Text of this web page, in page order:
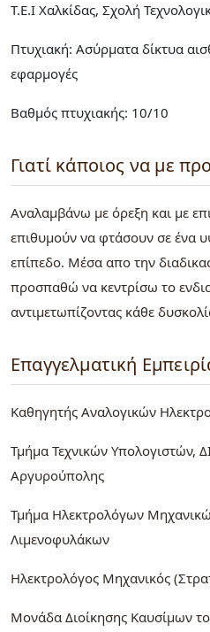
Τ.Ε.Ι Χαλκίδας, Σχολή
Πτυχιακή: Ασύρματα δίκτυα
εφαρμογές
Βαθμός πτυχιακής: 10/10
Γιατί κάποιος να με
Αναλαμβάνω με όρεξη και με
επιθυμούν να φτάσουν σε ένα
επίπεδο. Μέσα απο την
προσπαθώ να κεντρίσω το
αντιμετωπίζοντας κάθε
Επαγγελματική
Καθηγητής Αναλογικών
Τμήμα Τεχνικών Υπολογιστών,
Αργυρούπολης
Τμήμα Ηλεκτρολόγων
Λιμενοφυλάκων
Ηλεκτρολόγος Μηχανικός
Μονάδα Διοίκησης Καυσίμων